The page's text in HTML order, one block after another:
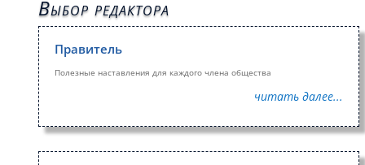
Выбор редактора
Правитель
Полезные наставления для каждого члена общества
читать далее...